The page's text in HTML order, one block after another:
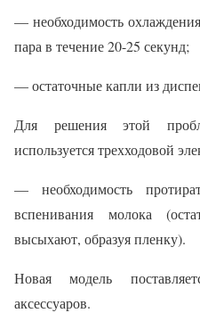
— необходимость
пара в течение 20-25 секунд;
— остаточные капли из
Для решения этой
используется трехходовой
— необходимость
вспенивания молока
высыхают, образуя пленку).
Новая модель
аксессуаров.